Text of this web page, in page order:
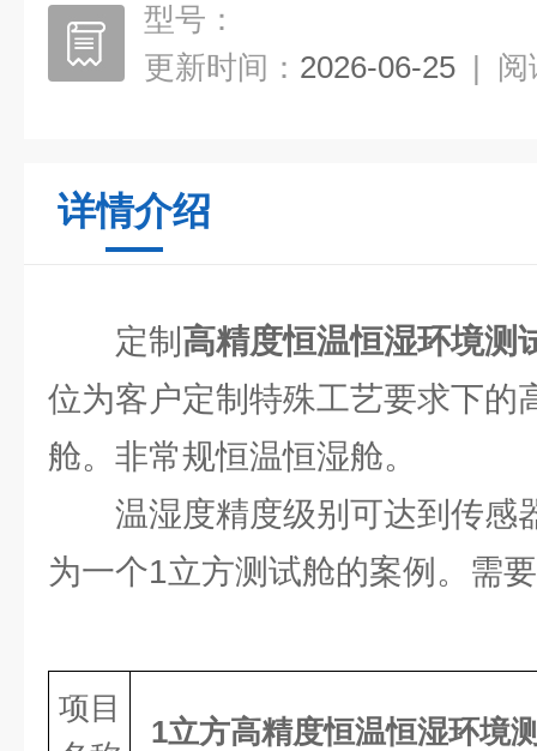
型号：
更新时间： 2026-06-25 | 阅
详情介绍
定制 高精度恒温恒湿环境测
位为客户定制特殊工艺要求下的
舱。非常规恒温恒湿舱。
温湿度精度级别可达到传感
为一个1立方测试舱的案例。需
项目
1立方高精度恒温恒湿环境